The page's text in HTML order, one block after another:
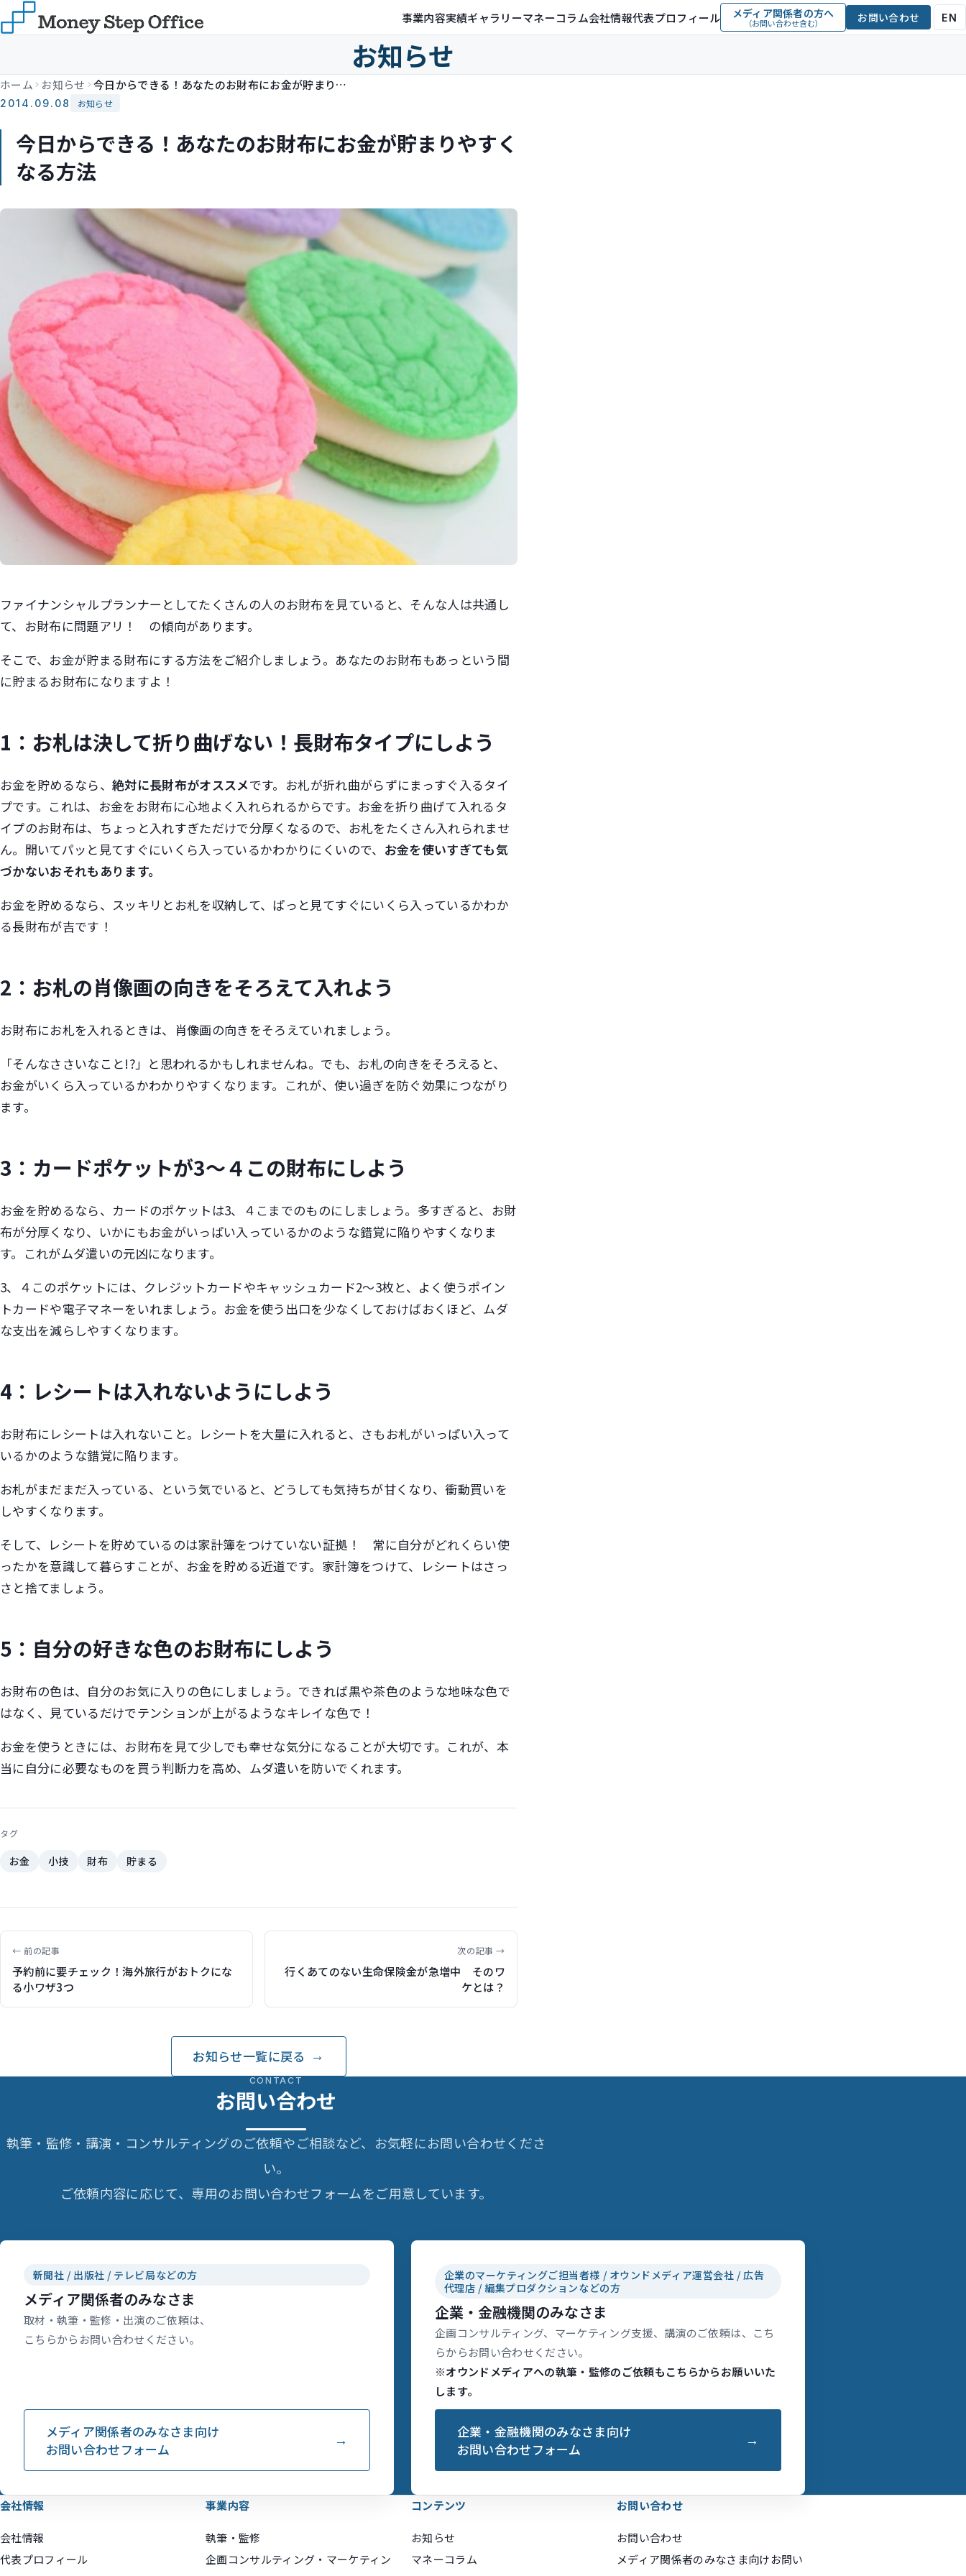
事業内容実績ギャラリーマネーコラム会社情報代表プロフィール メディア関係者の方へ
（お問い合わせ含む） お問い合わせ EN
お知らせ
ホーム お知らせ 今日からできる！あなたのお財布にお金が貯まりやすくなる方法
2014.09.08 お知らせ
今日からできる！あなたのお財布にお金が貯まりやすく
なる方法
ファイナンシャルプランナーとしてたくさんの人のお財布を見ていると、そんな人は共通し
て、お財布に問題アリ！ の傾向があります。
そこで、お金が貯まる財布にする方法をご紹介しましょう。あなたのお財布もあっという間
に貯まるお財布になりますよ！
1：お札は決して折り曲げない！長財布タイプにしよう
お金を貯めるなら、絶対に長財布がオススメです。お札が折れ曲がらずにまっすぐ入るタイ
プです。これは、お金をお財布に心地よく入れられるからです。お金を折り曲げて入れるタ
イプのお財布は、ちょっと入れすぎただけで分厚くなるので、お札をたくさん入れられませ
ん。開いてパッと見てすぐにいくら入っているかわかりにくいので、 お金を使いすぎても気
づかないおそれもあります。
お金を貯めるなら、スッキリとお札を収納して、ぱっと見てすぐにいくら入っているかわか
る長財布が吉です！
2：お札の肖像画の向きをそろえて入れよう
お財布にお札を入れるときは、肖像画の向きをそろえていれましょう。
「そんなささいなこと!?」と思われるかもしれませんね。でも、お札の向きをそろえると、
お金がいくら入っているかわかりやすくなります。これが、使い過ぎを防ぐ効果につながり
ます。
3：カードポケットが3〜４この財布にしよう
お金を貯めるなら、カードのポケットは3、４こまでのものにしましょう。多すぎると、お財
布が分厚くなり、いかにもお金がいっぱい入っているかのような錯覚に陥りやすくなりま
す。これがムダ遣いの元凶になります。
3、４このポケットには、クレジットカードやキャッシュカード2～3枚と、よく使うポイン
トカードや電子マネーをいれましょう。お金を使う出口を少なくしておけばおくほど、ムダ
な支出を減らしやすくなります。
4：レシートは入れないようにしよう
お財布にレシートは入れないこと。レシートを大量に入れると、さもお札がいっぱい入って
いるかのような錯覚に陥ります。
お札がまだまだ入っている、という気でいると、どうしても気持ちが甘くなり、衝動買いを
しやすくなります。
そして、レシートを貯めているのは家計簿をつけていない証拠！ 常に自分がどれくらい使
ったかを意識して暮らすことが、お金を貯める近道です。家計簿をつけて、レシートはさっ
さと捨てましょう。
5：自分の好きな色のお財布にしよう
お財布の色は、自分のお気に入りの色にしましょう。できれば黒や茶色のような地味な色で
はなく、見ているだけでテンションが上がるようなキレイな色で！
お金を使うときには、お財布を見て少しでも幸せな気分になることが大切です。これが、本
当に自分に必要なものを買う判断力を高め、ムダ遣いを防いでくれます。
タグ
お金 小技 財布 貯まる
← 前の記事
予約前に要チェック！海外旅行がおトクにな
る小ワザ3つ
次の記事 →
行くあてのない生命保険金が急増中 そのワ
ケとは？
お知らせ一覧に戻る
CONTACT
お問い合わせ
執筆・監修・講演・コンサルティングのご依頼やご相談など、お気軽にお問い合わせくださ
い。
ご依頼内容に応じて、専用のお問い合わせフォームをご用意しています。
新聞社 / 出版社 / テレビ局などの方
メディア関係者のみなさま
取材・執筆・監修・出演のご依頼は、
こちらからお問い合わせください。
メディア関係者のみなさま向け
お問い合わせフォーム
企業のマーケティングご担当者様 / オウンドメディア運営会社 / 広告
代理店 / 編集プロダクションなどの方
企業・金融機関のみなさま
企画コンサルティング、マーケティング支援、講演のご依頼は、こち
らからお問い合わせください。
※オウンドメディアへの執筆・監修のご依頼もこちらからお願いいた
します。
企業・金融機関のみなさま向け
お問い合わせフォーム
会社情報
会社情報
代表プロフィール
事業内容
執筆・監修
企画コンサルティング・マーケティン
コンテンツ
お知らせ
マネーコラム
お問い合わせ
お問い合わせ
メディア関係者のみなさま向けお問い